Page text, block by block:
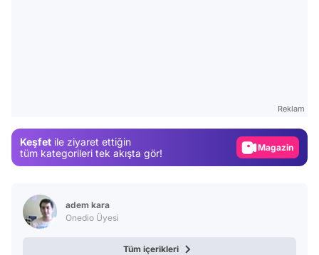
Reklam
Keşfet ile ziyaret ettiğin
tüm kategorileri tek akışta gör!
Magazin
adem kara
Onedio Üyesi
Tüm içerikleri